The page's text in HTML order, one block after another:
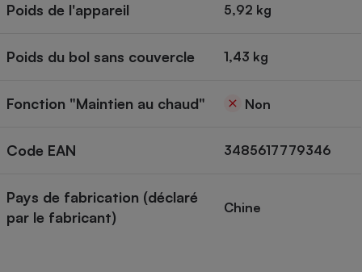
Poids de l'appareil 5,92 kg
Poids du bol sans couvercle 1,43 kg
Fonction "Maintien au chaud" Non
Code EAN 3485617779346
Pays de fabrication (déclaré
par le fabricant)
Chine